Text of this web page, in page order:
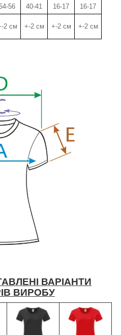
56 40-41 16-17
16-17
2 см +-2 см +-2 см +-2 см
ВАРІАНТИ
ВИРОБУ